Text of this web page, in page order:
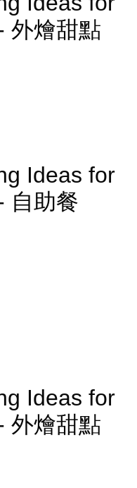
外燴甜點
Ideas for
自助餐
Ideas for
外燴甜點